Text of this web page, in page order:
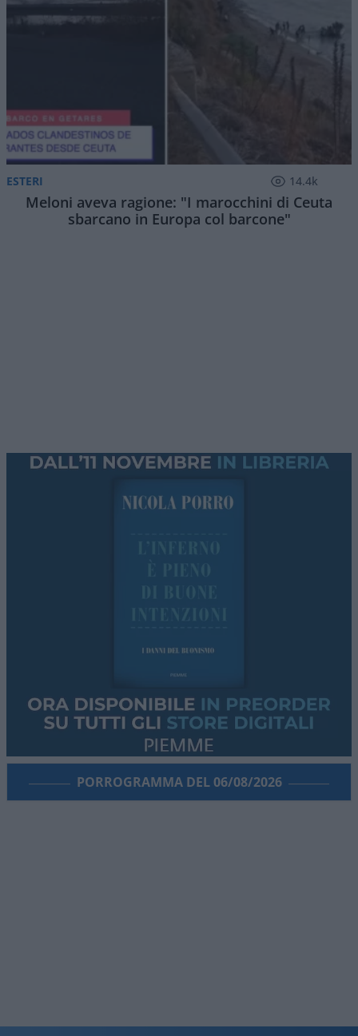
ESTERI 14.4k
Meloni aveva ragione: "I marocchini di Ceuta
sbarcano in Europa col barcone"
PORROGRAMMA DEL 06/08/2026